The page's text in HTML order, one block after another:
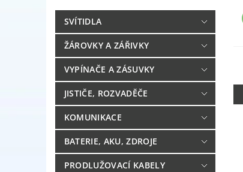
SVÍTIDLA
ŽÁROVKY A ZÁŘIVKY
VYPÍNAČE A ZÁSUVKY
JISTIČE, ROZVADĚČE
KOMUNIKACE
BATERIE, AKU, ZDROJE
PRODLUŽOVACÍ KABELY